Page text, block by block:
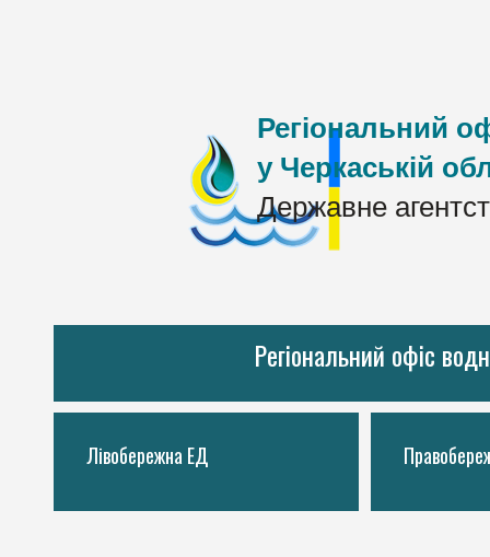
Регіональний
у Черкаській
Державне
Регіональний офіс
Лівобережна ЕД